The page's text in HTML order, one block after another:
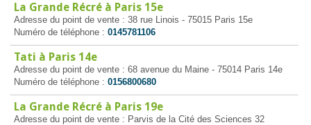
La Grande Récré à Paris 15e
Adresse du point de vente : 38 rue Linois - 75015 Paris 15e
Numéro de téléphone : 0145781106
Tati à Paris 14e
Adresse du point de vente : 68 avenue du Maine - 75014 Paris 14e
Numéro de téléphone : 0156800680
La Grande Récré à Paris 19e
Adresse du point de vente : Parvis de la Cité des Sciences 32